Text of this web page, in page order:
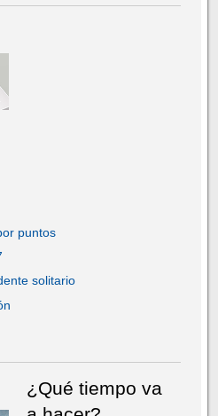
puntos
solitario
¿Qué tiempo va